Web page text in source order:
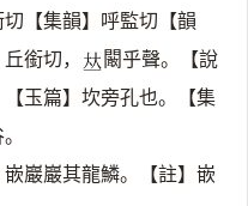
切【集韻】呼監切【韻
銜切， 𠀤闞乎聲。【說
玉篇】坎旁孔也。【集
巖巖其龍鱗。【註】嵌